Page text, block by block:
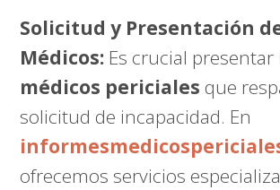
Solicitud y Presentación
Médicos: Es crucial presentar
médicos periciales que
solicitud de incapacidad. En
ofrecemos servicios